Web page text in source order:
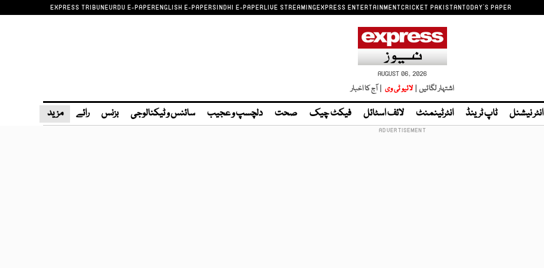
EXPRESS TRIBUNEURDU E-PAPERENGLISH E-PAPERSINDHI E-PAPERLIVE STREAMINGEXPRESS ENTERTAINMENTCRICKET PAKISTANTODAY'S PAPER
AUGUST 06, 2026
اشتہار لگائیں | لائیو ٹی وی | آج کا اخبار
انٹر نیشنل ٹاپ ٹرینڈ انٹرٹینمنٹ لائف اسٹائل فیکٹ چیک صحت دلچسپ و عجیب سائنس و ٹیکنالوجی بزنس رائے مزید